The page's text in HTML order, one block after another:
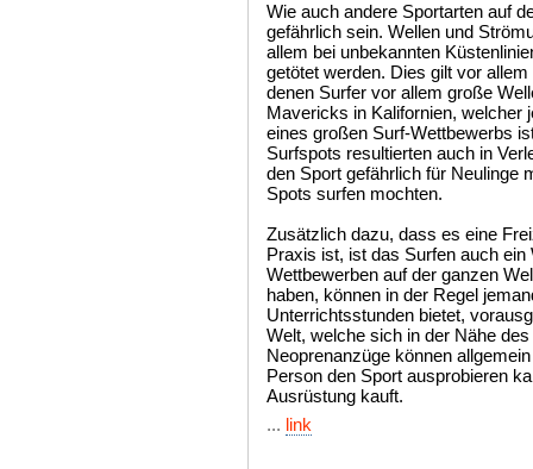
Wie auch andere Sportarten auf
gefährlich sein. Wellen und
allem bei unbekannten
getötet werden. Dies gilt vor
denen Surfer vor allem große
Mavericks in Kalifornien, welcher
eines großen Surf-Wettbewerbs
Surfspots resultierten auch in
den Sport gefährlich für Neulinge
Spots surfen mochten.
Zusätzlich dazu, dass es eine
Praxis ist, ist das Surfen auch
Wettbewerben auf der ganzen
haben, können in der Regel
Unterrichtsstunden bietet,
Welt, welche sich in der Nähe
Neoprenanzüge können
Person den Sport ausprobieren
Ausrüstung kauft.
... link